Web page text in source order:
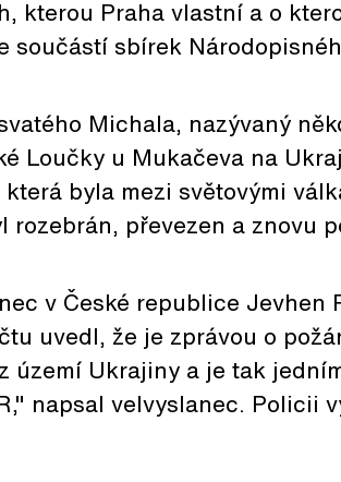
kterou Praha vlastní a o
součástí sbírek
Michala, nazývaný
Loučky u Mukačeva na
byla mezi světovými
rozebrán, převezen a znovu
v České republice Jevhen
uvedl, že je zprávou o
území Ukrajiny a je tak
napsal velvyslanec. Policii